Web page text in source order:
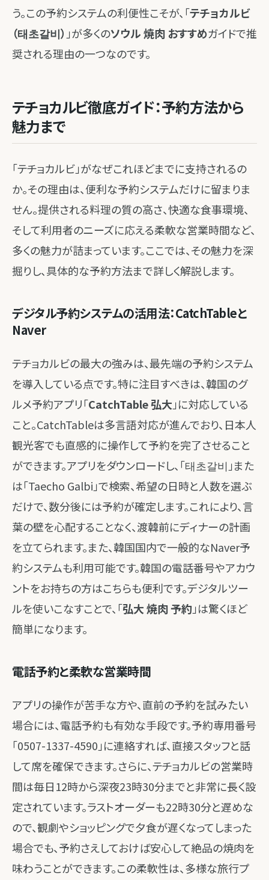
う。この予約システムの利便性こそが、「テチョカルビ
（태초갈비） 」が多くのソウル 焼肉 おすすめガイドで推
奨される理由の一つなのです。
テチョカルビ徹底ガイド：予約方法から
魅力まで
「テチョカルビ」がなぜこれほどまでに支持されるの
か。その理由は、便利な予約システムだけに留まりま
せん。提供される料理の質の高さ、快適な食事環境、
そして利用者のニーズに応える柔軟な営業時間など、
多くの魅力が詰まっています。ここでは、その魅力を深
掘りし、具体的な予約方法まで詳しく解説します。
デジタル予約システムの活用法：CatchTableと
Naver
テチョカルビの最大の強みは、最先端の予約システム
を導入している点です。特に注目すべきは、韓国のグ
ルメ予約アプリ「CatchTable 弘大 」に対応している
こと。CatchTableは多言語対応が進んでおり、日本人
観光客でも直感的に操作して予約を完了させること
ができます。アプリをダウンロードし、「태초갈비」また
は「Taecho Galbi」で検索、希望の日時と人数を選ぶ
だけで、数分後には予約が確定します。これにより、言
葉の壁を心配することなく、渡韓前にディナーの計画
を立てられます。また、韓国国内で一般的なNaver予
約システムも利用可能です。韓国の電話番号やアカウ
ントをお持ちの方はこちらも便利です。デジタルツー
ルを使いこなすことで、「弘大 焼肉 予約」は驚くほど
簡単になります。
電話予約と柔軟な営業時間
アプリの操作が苦手な方や、直前の予約を試みたい
場合には、電話予約も有効な手段です。予約専用番号
「0507-1337-4590」に連絡すれば、直接スタッフと話
して席を確保できます。さらに、テチョカルビの営業時
間は毎日12時から深夜23時30分までと非常に長く設
定されています。ラストオーダーも22時30分と遅めな
ので、観劇やショッピングで夕食が遅くなってしまった
場合でも、予約さえしておけば安心して絶品の焼肉を
味わうことができます。この柔軟性は、多様な旅行プ